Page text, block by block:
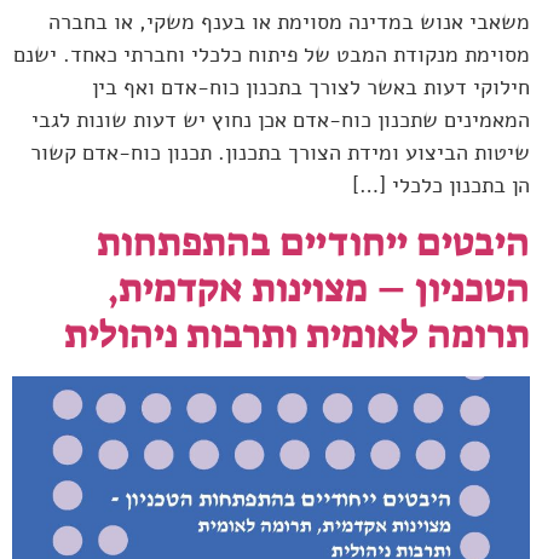
משאבי אנוש במדינה מסוימת או בענף משקי, או בחברה
מסוימת מנקודת המבט של פיתוח כלכלי וחברתי כאחד. ישנם
חילוקי דעות באשר לצורך בתכנון כוח-אדם ואף בין
המאמינים שתכנון כוח-אדם אכן נחוץ יש דעות שונות לגבי
שיטות הביצוע ומידת הצורך בתכנון. תכנון כוח-אדם קשור
הן בתכנון כלכלי […]
היבטים ייחודיים בהתפתחות
הטכניון – מצוינות אקדמית,
תרומה לאומית ותרבות ניהולית